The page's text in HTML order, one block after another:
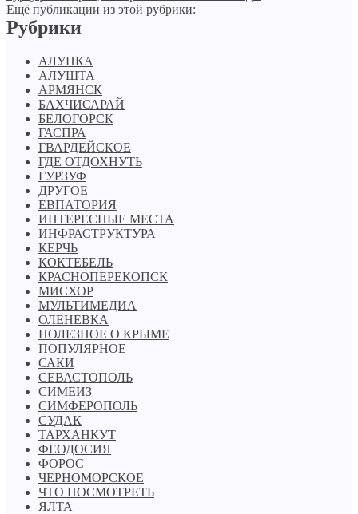
Ещё публикации из этой рубрики:
Рубрики
АЛУПКА
АЛУШТА
АРМЯНСК
БАХЧИСАРАЙ
БЕЛОГОРСК
ГАСПРА
ГВАРДЕЙСКОЕ
ГДЕ ОТДОХНУТЬ
ГУРЗУФ
ДРУГОЕ
ЕВПАТОРИЯ
ИНТЕРЕСНЫЕ МЕСТА
ИНФРАСТРУКТУРА
КЕРЧЬ
КОКТЕБЕЛЬ
КРАСНОПЕРЕКОПСК
МИСХОР
МУЛЬТИМЕДИА
ОЛЕНЕВКА
ПОЛЕЗНОЕ О КРЫМЕ
ПОПУЛЯРНОЕ
САКИ
СЕВАСТОПОЛЬ
СИМЕИЗ
СИМФЕРОПОЛЬ
СУДАК
ТАРХАНКУТ
ФЕОДОСИЯ
ФОРОС
ЧЕРНОМОРСКОЕ
ЧТО ПОСМОТРЕТЬ
ЯЛТА